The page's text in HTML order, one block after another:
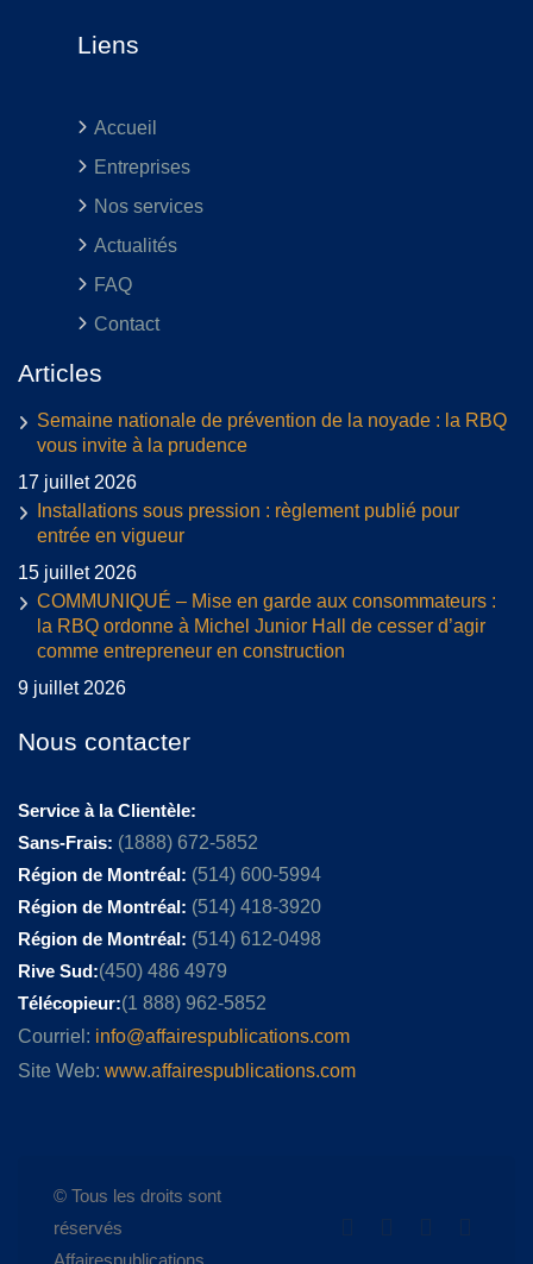
Liens
Accueil
Entreprises
Nos services
Actualités
FAQ
Contact
Articles
Semaine nationale de prévention de la noyade : la RBQ
vous invite à la prudence
17 juillet 2026
Installations sous pression : règlement publié pour
entrée en vigueur
15 juillet 2026
COMMUNIQUÉ – Mise en garde aux consommateurs :
la RBQ ordonne à Michel Junior Hall de cesser d’agir
comme entrepreneur en construction
9 juillet 2026
Nous contacter
Service à la Clientèle:
Sans-Frais: (1888) 672-5852
Région de Montréal: (514) 600-5994
Région de Montréal: (514) 418-3920
Région de Montréal: (514) 612-0498
Rive Sud:(450) 486 4979
Télécopieur:(1 888) 962-5852
Courriel: info@affairespublications.com
Site Web: www.affairespublications.com
© Tous les droits sont
réservés
Affairespublications.